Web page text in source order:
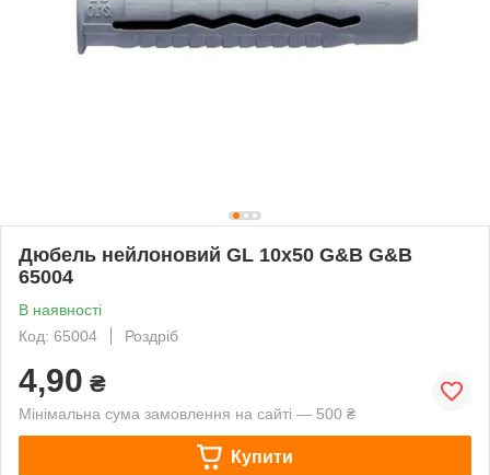
Дюбель нейлоновий GL 10x50 G&B G&B
65004
В наявності
Код: 65004
Роздріб
4,90 ₴
Мінімальна сума замовлення на сайті — 500 ₴
Купити